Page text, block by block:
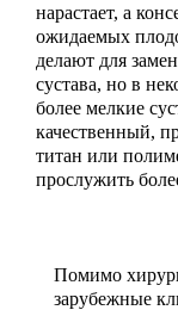
нарастает, а
ожидаемых
делают для
сустава, но в
более мелкие
качественный,
титан или
прослужить
Помимо
зарубежные